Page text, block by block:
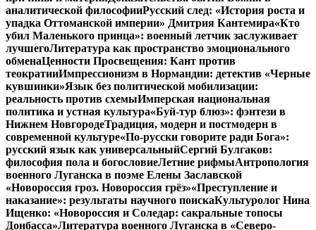
аналитической философииРусский след: «История роста и
упадка Оттоманской империи» Дмитрия Кантемира«Кто
убил Маленького принца»: военный летчик заслуживает
лучшегоЛитература как пространство эмоционального
обменаЦенности Просвещения: Кант против
теократииИмпрессионизм в Нормандии: детектив «Черные
кувшинки»Язык без политической мобилизации:
реальность против схемыИмперская национальная
политика и устная культура«Буй-тур блюз»: фэнтези в
Нижнем НовгородеТрадиция, модерн и постмодерн в
современной культуре«По-русски говорите ради Бога»:
русский язык как универсальныйСергий Булгаков:
философия пола и богословиеЛетние рифмыАнтропология
военного Луганска в поэме Елены Заславской
«Новороссия гроз. Новороссия грёз»«Преступление и
наказание»: результаты научного поискаКультуролог Нина
Ищенко: «Новороссия и Соледар: сакральные топосы
Донбасса»Литература военного Луганска в «Северо-